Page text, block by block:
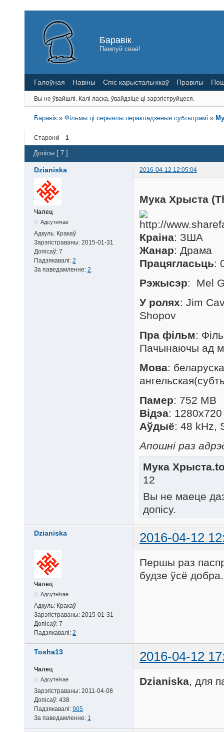
Баравік
Пампуй сваё!
Галоўная Навіны Спіс карыстальнікаў Правілы
Вы не ўвайшлі. Калі ласка, ўвайдзіце ці зарэгіструйцеся.
Баравік »Фільмы ці серыялы перакладзеныя субтытрамі »
Старонкі 1
Допісы [ 7 ]
Dzianiska 2016-04-12 12:05:04
Чалец
Адсутнічае
Адкуль: Кракаў
Зарэгістраваны: 2015-01-31
Допісаў: 7
Падзякавалі: 2
За паведамленне: 2
Мука Хрыста
Краіна: ЗША
Жанар: Драма
Працягласьць:
Рэжысэр: Mel
У ролях: Jim
Shopov
Пра фільм:
Пачынаючы ад
Мова:
Памер: 752 MB
Відэа: 1280x720
Аўдыё: 48 kHz,
Апошні раз
Мука
12
Вы не маеце
допісу.
Dzianiska 2016-04-12
Чалец
Адсутнічае
Адкуль: Кракаў
Зарэгістраваны: 2015-01-31
Допісаў: 7
Падзякавалі: 2
Першы раз
будзе ўсё
Tosha13 2016-04-12
Чалец
Адсутнічае
Зарэгістраваны: 2011-04-08
Допісаў: 438
Падзякавалі: 905
За паведамленне: 1
Dzianiska, для